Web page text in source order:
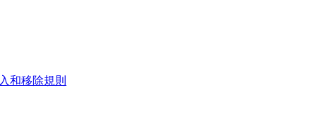
和移除規則